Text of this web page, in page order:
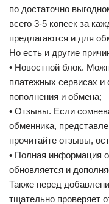
по достаточно
всего 3-5 копеек за
предлагаются и для
Но есть и другие
• Новостной блок.
платежных сервисах и
пополнения и обмена;
• Отзывы. Если
обменника,
прочитайте отзывы,
• Полная информация
обновляется и
Также перед
тщательно проверяет